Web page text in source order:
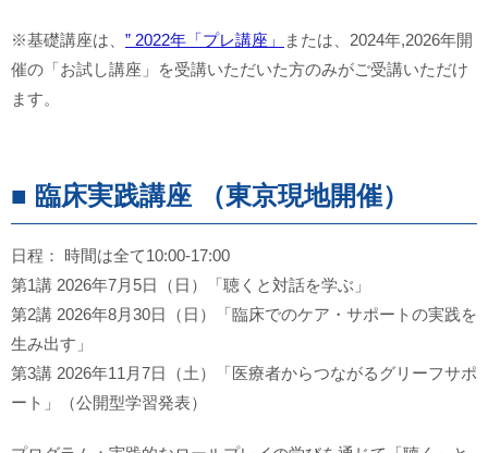
※基礎講座は、 ” 2022年「プレ講座」
または、2024年,2026年開
催の「お試し講座」を受講いただいた方のみがご受講いただけ
ます。
■ 臨床実践講座 （東京現地開催）
日程： 時間は全て10:00-17:00
第1講 2026年7月5日（日）「聴くと対話を学ぶ」
第2講 2026年8月30日（日）「臨床でのケア・サポートの実践を
生み出す」
第3講 2026年11月7日（土）「医療者からつながるグリーフサポ
ート」（公開型学習発表）